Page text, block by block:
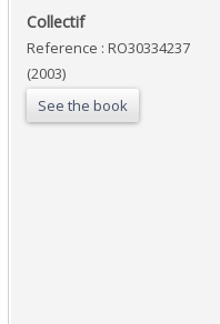
‎Collectif‎
Reference : RO30334237
(2003)
See the book